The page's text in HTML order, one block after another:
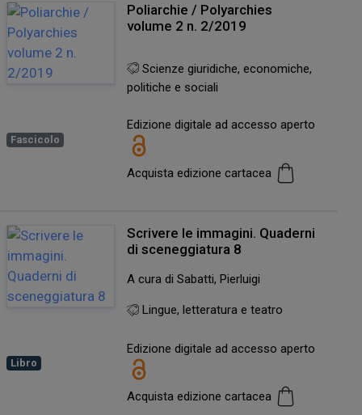
Fascicolo
Poliarchie / Polyarchies
volume 2 n. 2/2019
Scienze giuridiche, economiche,
politiche e sociali
Edizione digitale ad accesso aperto
Acquista edizione cartacea
Libro
Scrivere le immagini. Quaderni
di sceneggiatura 8
A cura di Sabatti, Pierluigi
Lingue, letteratura e teatro
Edizione digitale ad accesso aperto
Acquista edizione cartacea